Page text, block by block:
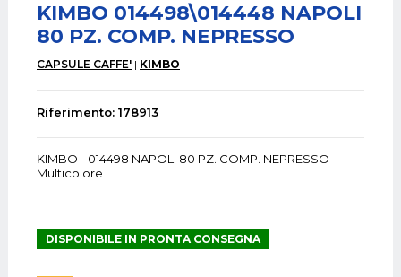
KIMBO 014498\014448 NAPOLI
80 PZ. COMP. NEPRESSO
CAPSULE CAFFE' KIMBO
Riferimento: 178913
KIMBO - 014498 NAPOLI 80 PZ. COMP. NEPRESSO -
Multicolore
DISPONIBILE IN PRONTA CONSEGNA